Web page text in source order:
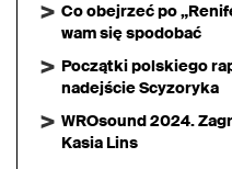
Co obejrzeć po
wam się spodobać
Początki polskiego
nadejście Scyzoryka
WROsound 2024.
Kasia Lins